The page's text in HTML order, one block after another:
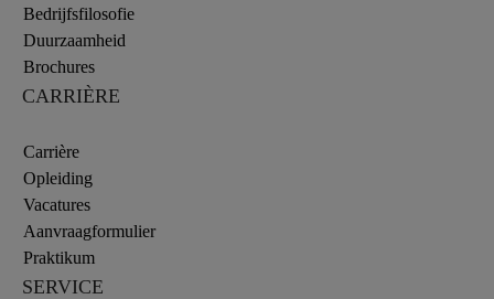
Bedrijfsfilosofie
Duurzaamheid
Brochures
CARRIÈRE
Carrière
Opleiding
Vacatures
Aanvraagformulier
Praktikum
SERVICE